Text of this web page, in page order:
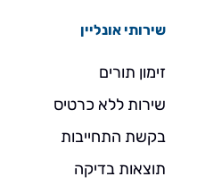
שירותי אונליין
זימון תורים
שירות ללא כרטיס
בקשת התחייבות
תוצאות בדיקה